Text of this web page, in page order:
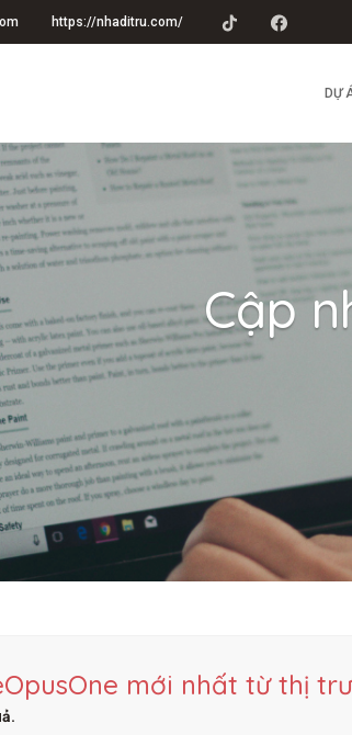
https://nhaditru.com/
DỰ
Cập
mới nhất từ thị